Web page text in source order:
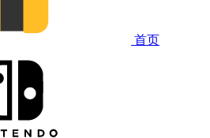
首页